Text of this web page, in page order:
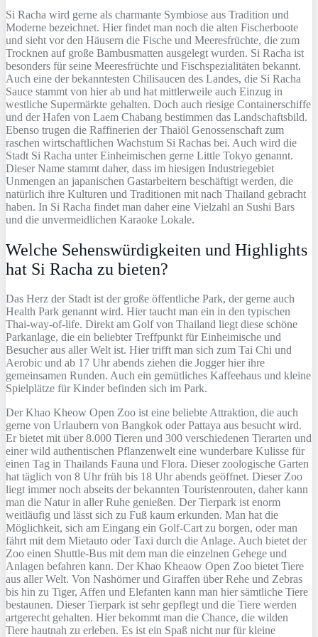
Si Racha wird gerne als charmante Symbiose aus Tradition und
Moderne bezeichnet. Hier findet man noch die alten Fischerboote
und sieht vor den Häusern die Fische und Meeresfrüchte, die zum
Trocknen auf große Bambusmatten ausgelegt wurden. Si Racha ist
besonders für seine Meeresfrüchte und Fischspezialitäten bekannt.
Auch eine der bekanntesten Chilisaucen des Landes, die Si Racha
Sauce stammt von hier ab und hat mittlerweile auch Einzug in
westliche Supermärkte gehalten. Doch auch riesige Containerschiffe
und der Hafen von Laem Chabang bestimmen das Landschaftsbild.
Ebenso trugen die Raffinerien der Thaiöl Genossenschaft zum
raschen wirtschaftlichen Wachstum Si Rachas bei. Auch wird die
Stadt Si Racha unter Einheimischen gerne Little Tokyo genannt.
Dieser Name stammt daher, dass im hiesigen Industriegebiet
Unmengen an japanischen Gastarbeitern beschäftigt werden, die
natürlich ihre Kulturen und Traditionen mit nach Thailand gebracht
haben. In Si Racha findet man daher eine Vielzahl an Sushi Bars
und die unvermeidlichen Karaoke Lokale.
Welche Sehenswürdigkeiten und Highlights
hat Si Racha zu bieten?
Das Herz der Stadt ist der große öffentliche Park, der gerne auch
Health Park genannt wird. Hier taucht man ein in den typischen
Thai-way-of-life. Direkt am Golf von Thailand liegt diese schöne
Parkanlage, die ein beliebter Treffpunkt für Einheimische und
Besucher aus aller Welt ist. Hier trifft man sich zum Tai Chi und
Aerobic und ab 17 Uhr abends ziehen die Jogger hier ihre
gemeinsamen Runden. Auch ein gemütliches Kaffeehaus und kleine
Spielplätze für Kinder befinden sich im Park.
Der Khao Kheow Open Zoo ist eine beliebte Attraktion, die auch
gerne von Urlaubern von Bangkok oder Pattaya aus besucht wird.
Er bietet mit über 8.000 Tieren und 300 verschiedenen Tierarten und
einer wild authentischen Pflanzenwelt eine wunderbare Kulisse für
einen Tag in Thailands Fauna und Flora. Dieser zoologische Garten
hat täglich von 8 Uhr früh bis 18 Uhr abends geöffnet. Dieser Zoo
liegt immer noch abseits der bekannten Touristenrouten, daher kann
man die Natur in aller Ruhe genießen. Der Tierpark ist enorm
weitläufig und lässt sich zu Fuß kaum erkunden. Man hat die
Möglichkeit, sich am Eingang ein Golf-Cart zu borgen, oder man
fährt mit dem Mietauto oder Taxi durch die Anlage. Auch bietet der
Zoo einen Shuttle-Bus mit dem man die einzelnen Gehege und
Anlagen befahren kann. Der Khao Kheaow Open Zoo bietet Tiere
aus aller Welt. Von Nashörner und Giraffen über Rehe und Zebras
bis hin zu Tiger, Affen und Elefanten kann man hier sämtliche Tiere
bestaunen. Dieser Tierpark ist sehr gepflegt und die Tiere werden
artgerecht gehalten. Hier bekommt man die Chance, die wilden
Tiere hautnah zu erleben. Es ist ein Spaß nicht nur für kleine